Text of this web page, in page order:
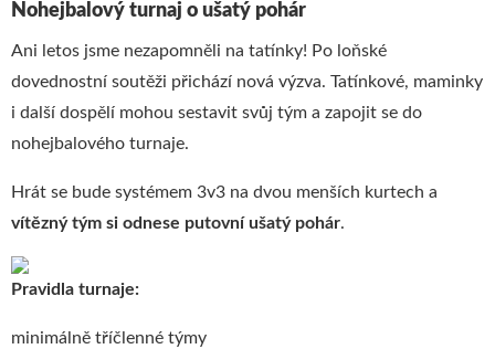
Nohejbalový turnaj o ušatý pohár
Ani letos jsme nezapomněli na tatínky! Po loňské
dovednostní soutěži přichází nová výzva. Tatínkové, maminky
i další dospělí mohou sestavit svůj tým a zapojit se do
nohejbalového turnaje.
Hrát se bude systémem 3v3 na dvou menších kurtech a
vítězný tým si odnese putovní ušatý pohár.
Pravidla turnaje:
minimálně tříčlenné týmy